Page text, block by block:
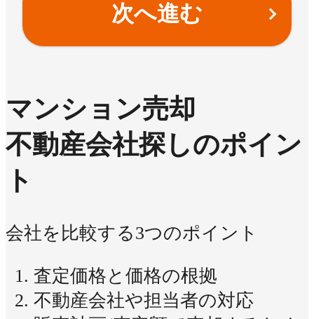
次へ進む
マンション売却
不動産会社探しのポイン
ト
会社を比較する3つのポイント
査定価格と価格の根拠
不動産会社や担当者の対応